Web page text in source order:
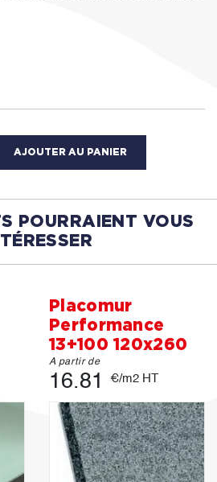
AJOUTER AU PANIER
POURRAIENT VOUS
Placomur
Performance
13+100 120x260
A partir de
16.81 €/m2 HT